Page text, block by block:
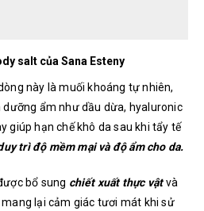
salt của Sana Esteny
này là muối khoáng tự nhiên,
dưỡng ẩm như dầu dừa, hyaluronic
giúp hạn chế khô da sau khi tẩy tế
trì độ mềm mại và độ ẩm cho da.
bổ sung chiết xuất thực vật và
lại cảm giác tươi mát khi sử